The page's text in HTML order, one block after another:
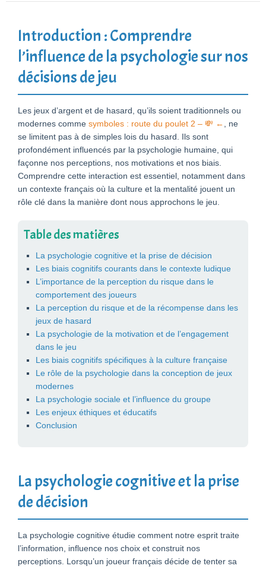
Introduction : Comprendre
l’influence de la psychologie sur nos
décisions de jeu
Les jeux d’argent et de hasard, qu’ils soient traditionnels ou
modernes comme symboles : route du poulet 2 – 💸 ←
, ne
se limitent pas à de simples lois du hasard. Ils sont
profondément influencés par la psychologie humaine, qui
façonne nos perceptions, nos motivations et nos biais.
Comprendre cette interaction est essentiel, notamment dans
un contexte français où la culture et la mentalité jouent un
rôle clé dans la manière dont nous approchons le jeu.
Table des matières
La psychologie cognitive et la prise de décision
Les biais cognitifs courants dans le contexte ludique
L’importance de la perception du risque dans le
comportement des joueurs
La perception du risque et de la récompense dans les
jeux de hasard
La psychologie de la motivation et de l’engagement
dans le jeu
Les biais cognitifs spécifiques à la culture française
Le rôle de la psychologie dans la conception de jeux
modernes
La psychologie sociale et l’influence du groupe
Les enjeux éthiques et éducatifs
Conclusion
La psychologie cognitive et la prise
de décision
La psychologie cognitive étudie comment notre esprit traite
l’information, influence nos choix et construit nos
perceptions. Lorsqu’un joueur français décide de tenter sa